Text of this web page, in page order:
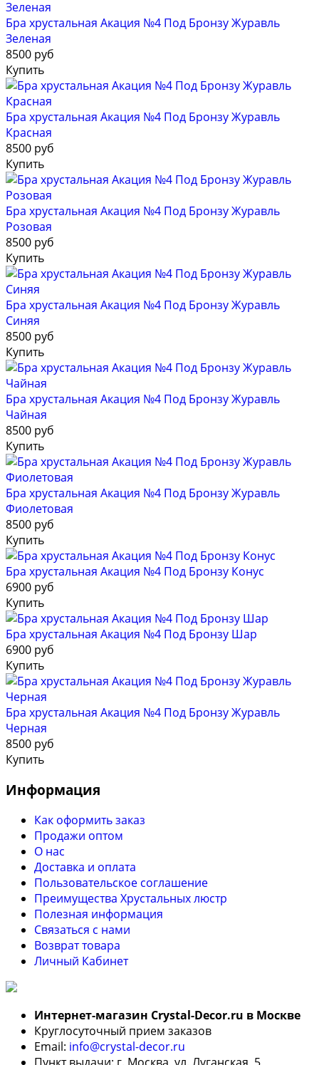
Бра хрустальная Акация №4 Под Бронзу Журавль
Зеленая
8500 руб
Купить
Бра хрустальная Акация №4 Под Бронзу Журавль
Красная
8500 руб
Купить
Бра хрустальная Акация №4 Под Бронзу Журавль
Розовая
8500 руб
Купить
Бра хрустальная Акация №4 Под Бронзу Журавль
Синяя
8500 руб
Купить
Бра хрустальная Акация №4 Под Бронзу Журавль
Чайная
8500 руб
Купить
Бра хрустальная Акация №4 Под Бронзу Журавль
Фиолетовая
8500 руб
Купить
Бра хрустальная Акация №4 Под Бронзу Конус
6900 руб
Купить
Бра хрустальная Акация №4 Под Бронзу Шар
6900 руб
Купить
Бра хрустальная Акация №4 Под Бронзу Журавль
Черная
8500 руб
Купить
Информация
Как оформить заказ
Продажи оптом
О нас
Доставка и оплата
Пользовательское соглашение
Преимущества Хрустальных люстр
Полезная информация
Связаться с нами
Возврат товара
Личный Кабинет
Интернет-магазин Crystal-Decor.ru в Москве
Круглосуточный прием заказов
Email: info@crystal-decor.ru